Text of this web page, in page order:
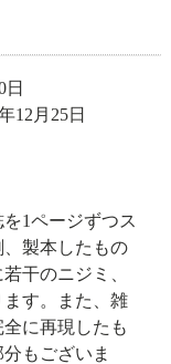
12月25日
1ページずつス
製本したもの
干のニジミ、
す。また、雑
に再現したも
もございま